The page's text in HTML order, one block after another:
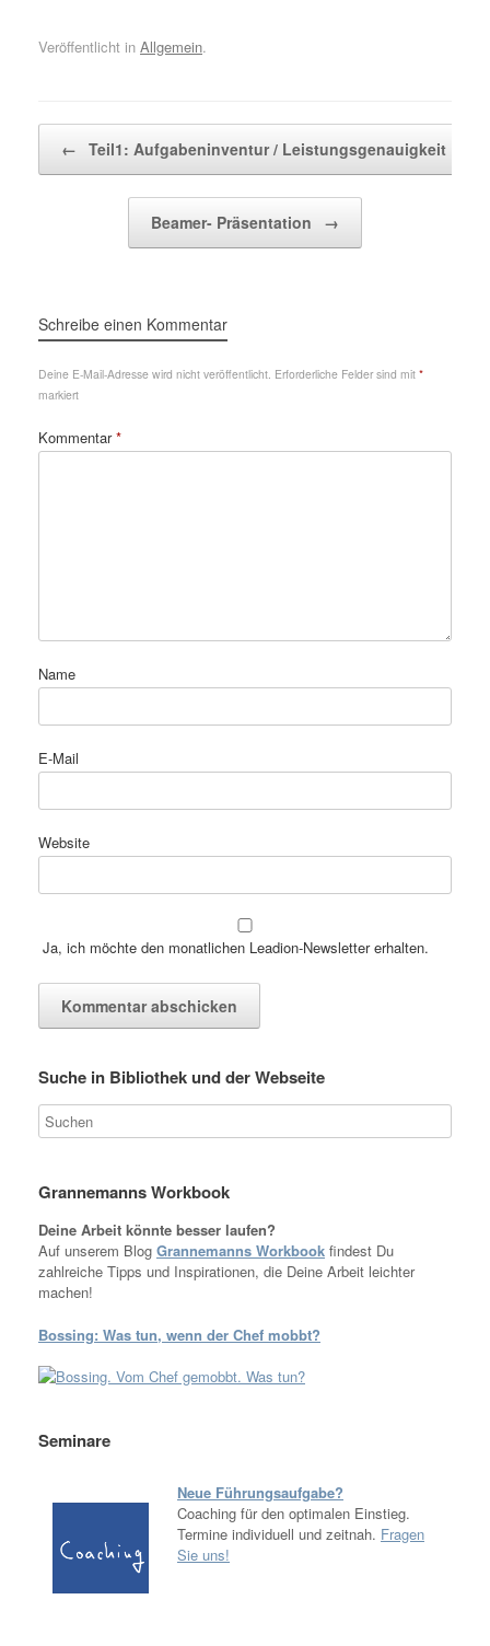
Veröffentlicht in Allgemein.
← Teil1: Aufgabeninventur / Leistungsgenauigkeit
Beamer- Präsentation →
Schreibe einen Kommentar
Deine E-Mail-Adresse wird nicht veröffentlicht. Erforderliche Felder sind mit *
markiert
Kommentar*
Name
E-Mail
Website
Ja, ich möchte den monatlichen Leadion-Newsletter erhalten.
Suche in Bibliothek und der Webseite
Grannemanns Workbook
Deine Arbeit könnte besser laufen?
Auf unserem Blog Grannemanns Workbook findest Du
zahlreiche Tipps und Inspirationen, die Deine Arbeit leichter
machen!
Bossing: Was tun, wenn der Chef mobbt?
Seminare
Neue Führungsaufgabe?
Coaching für den optimalen Einstieg.
Termine individuell und zeitnah. Fragen
Sie uns!